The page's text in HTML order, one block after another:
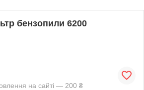
бензопили 6200
на сайті — 200 ₴